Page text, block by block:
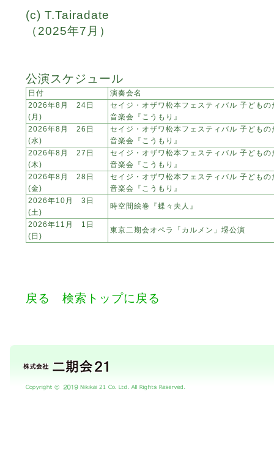
(c) T.Tairadate
（2025年7月）
公演スケジュール
日付
演奏会名
2026年8月 24日
(月)
セイジ・オザワ松本フェスティバル 子どもの
音楽会『こうもり』
2026年8月 26日
(水)
セイジ・オザワ松本フェスティバル 子どもの
音楽会『こうもり』
2026年8月 27日
(木)
セイジ・オザワ松本フェスティバル 子どもの
音楽会『こうもり』
2026年8月 28日
(金)
セイジ・オザワ松本フェスティバル 子どもの
音楽会『こうもり』
2026年10月 3日
(土)
時空間絵巻『蝶々夫人』
2026年11月 1日
(日)
東京二期会オペラ「カルメン」堺公演
戻る 検索トップに戻る